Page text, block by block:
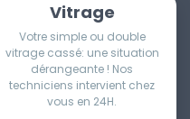
Vitrage
Votre simple ou double
vitrage cassé: une situation
dérangeante ! Nos
techniciens intervient chez
vous en 24H.